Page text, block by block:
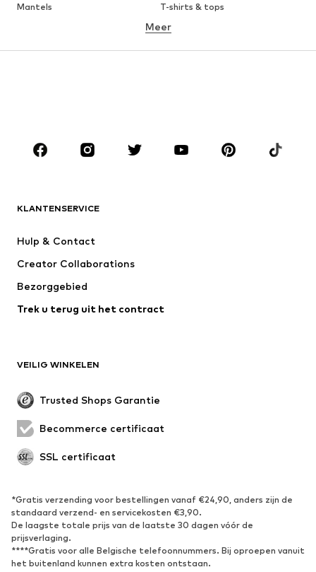
Mantels
T-shirts & tops
Ondergoed
Accessoires
Premium
Nieuw
Ondergoed
Mantels
Rokken
Evenementen
SCHOENEN
Sneakers
Enkellaarsjes
Pumps & hakken
Laarzen
Sandalen
Sportschoenen
Ballerina's
Meer
KLANTENSERVICE
Hulp & Contact
Creator Collaborations
Bezorggebied
Trek u terug uit het contract
VEILIG WINKELEN
Trusted Shops Garantie
Becommerce certificaat
SSL certificaat
*Gratis verzending voor bestellingen vanaf €24,90, anders zijn de
standaard verzend- en servicekosten €3,90.
De laagste totale prijs van de laatste 30 dagen vóór de
prijsverlaging.
****Gratis voor alle Belgische telefoonnummers. Bij oproepen vanuit
het buitenland kunnen extra kosten ontstaan.